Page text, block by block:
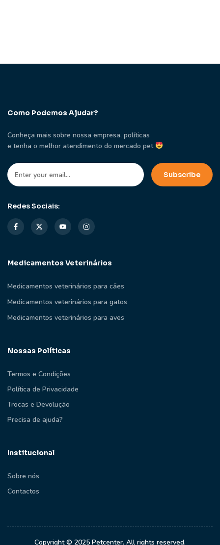
Como Podemos Ajudar?
Conheça mais sobre nossa empresa, políticas
e tenha o melhor atendimento do mercado pet
Redes Sociais:
Medicamentos Veterinários
Medicamentos veterinários para cães
Medicamentos veterinários para gatos
Medicamentos veterinários para aves
Nossas Políticas
Termos e Condições
Política de Privacidade
Trocas e Devolução
Precisa de ajuda?
Institucional
Sobre nós
Contactos
Copyright © 2025 Petcenter. All rights reserved.